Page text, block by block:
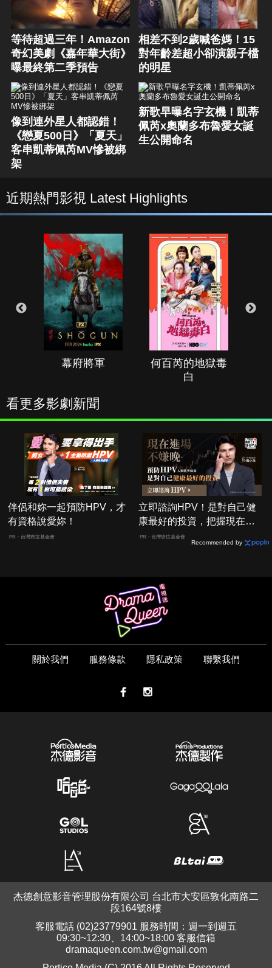
等待超過三年！Amazon
奇幻美劇《嘉年華大街》
曝最終第二季預告
相差不到2歲喊爸媽！15
對年齡差超小卻演親子檔
的明星
像到連外星人都認錯！
《戀夏500日》「夏天」
客串凱蒂佩芮MV慘被綁
架
新歌早曝名字玄機！凱蒂
佩芮x奧蘭多布魯愛女誕
生公開命名
近期熱門影視 Latest Highlights
幕府將軍
何百芮的地獄毒
白
看更多影劇新聞
伴侶和妳一起預防HPV，才
有資格說愛妳！
PR・台灣癌症基金會
立即諮詢HPV！是對自己健
康最好的投資，把握現在不
嫌晚！
PR・台灣癌症基金會
Recommended by
關於我們 服務條款 隱私政策 聯繫我們
杰德創意影音管理股份有限公司 台北市大安區敦化南路二
段164號8樓
客服電話 (02)23779901 服務時間：週一到週五
09:30~12:30、14:00~18:00 客服信箱
dramaqueen.com.tw@gmail.com